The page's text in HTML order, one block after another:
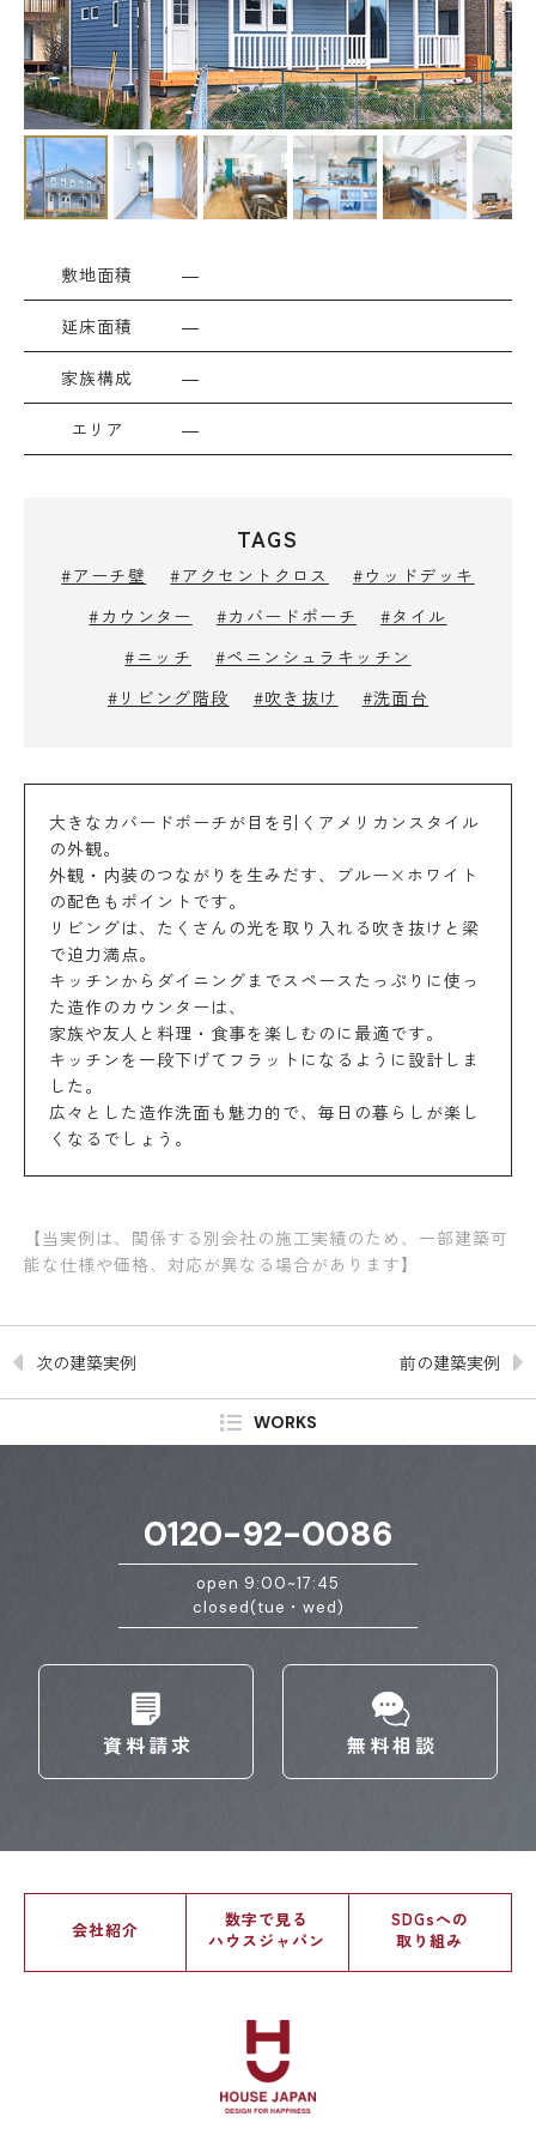
敷地面積 ―
延床面積 ―
家族構成 ―
エリア ―
TAGS
#アーチ壁 #アクセントクロス
#ウッドデッキ
#カウンター
#カバードポーチ
#タイル
#ニッチ
#ペニンシュラキッチン
#リビング階段
#吹き抜け #洗面台
大きなカバードポーチが目を引くアメリカンスタイル
の外観。
外観・内装のつながりを生みだす、ブルー×ホワイト
の配色もポイントです。
リビングは、たくさんの光を取り入れる吹き抜けと梁
で迫力満点。
キッチンからダイニングまでスペースたっぷりに使っ
た造作のカウンターは、
家族や友人と料理・食事を楽しむのに最適です。
キッチンを一段下げてフラットになるように設計しま
した。
広々とした造作洗面も魅力的で、毎日の暮らしが楽し
くなるでしょう。
【当実例は、関係する別会社の施工実績のため、一部建築可
能な仕様や価格、対応が異なる場合があります】
次の建築実例 前の建築実例
WORKS
0120-92-0086
open 9:00~17:45
closed(tue・wed)
資料請求 無料相談
会社紹介
数字で見る
ハウスジャパン
SDGsへの
取り組み